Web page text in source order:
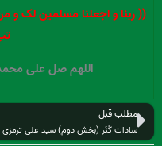
(( ربنا و اجعلنا مسلمین لک و
اللهم صل علی
قبلی
مطلب قبل
سادات کُنَر (بخش دوم) سید علی ترمزی